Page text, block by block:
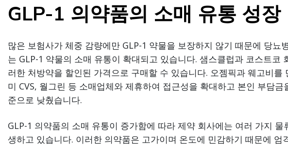
GLP-1 의약품의 소매 유통 성장
많은 보험사가 체중 감량에만 GLP-1 약물을 보장하지 않기 때문에 당뇨
는 GLP-1 약물의 소매 유통이 확대되고 있습니다. 샘스클럽과 코스트코
러한 처방약을 할인된 가격으로 구매할 수 있습니다. 오젬픽과 웨고비를
미 CVS, 월그린 등 소매업체와 제휴하여 접근성을 확대하고 본인 부담
준으로 낮췄습니다.
GLP-1 의약품의 소매 유통이 증가함에 따라 제약 회사에는 여러 가지
생하고 있습니다. 이러한 의약품은 고가이며 온도에 민감하기 때문에 엄